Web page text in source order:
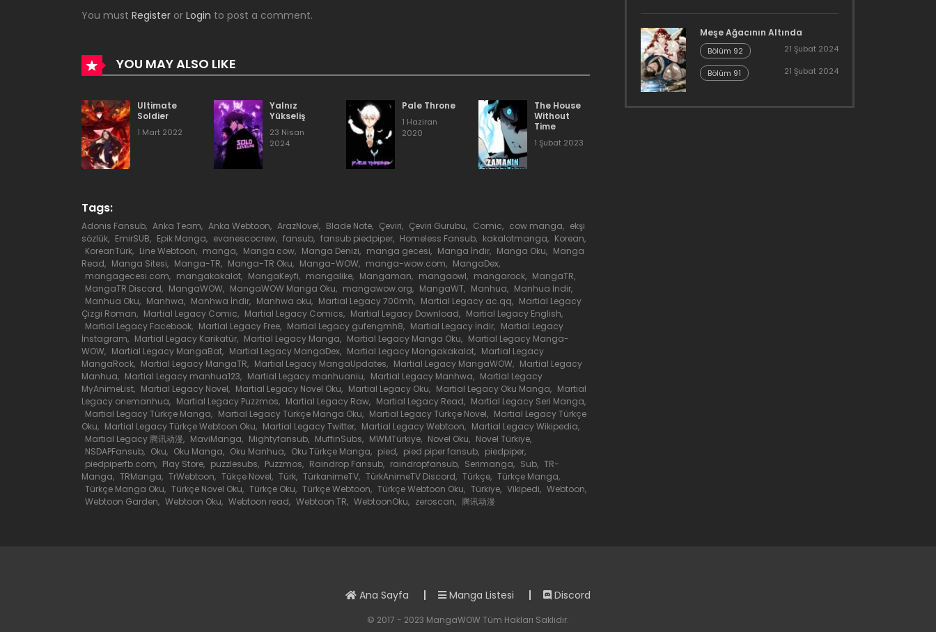
Bölüm 38
Bölüm 37
Bölüm 36
Bölüm 35 1 Haziran 2020
Bölüm 33 1 Haziran 2020
Bölüm 32
Bölüm 31 1 Haziran 2020
Bölüm 30 1 Haziran 2020
Bölüm 29 1 Haziran 2020
Bölüm 28 1 Haziran 2020
Bölüm 27 1 Haziran 2020
1 Haziran 2020
You must Register or Login to post a comment.
YOU MAY ALSO LIKE
Ultimate
Soldier
1 Mart 2022
Yalnız
Yükseliş
23 Nisan
2024
Pale Throne
1 Haziran
2020
The House
Without
Time
1 Şubat 2023
Tags:
Adonis Fansub, Anka Team, Anka Webtoon, ArazNovel, Blade Note, Çeviri, Çeviri Gurubu, Comic, cow manga, ekşi
sözlük, EmirSUB, Epik Manga, evanescocrew, fansub, fansub piedpiper, Homeless Fansub, kakalotmanga, Korean,
KoreanTürk, Line Webtoon, manga, Manga cow, Manga Denizi, manga gecesi, Manga İndir, Manga Oku, Manga
Read, Manga Sitesi, Manga-TR, Manga-TR Oku, Manga-WOW, manga-wow.com, MangaDex,
mangagecesi.com, mangakakalot, MangaKeyfi, mangalike, Mangaman, mangaowl, mangarock, MangaTR,
MangaTR Discord, MangaWOW, MangaWOW Manga Oku, mangawow.org, MangaWT, Manhua, Manhua İndir,
Manhua Oku, Manhwa, Manhwa İndir, Manhwa oku, Martial Legacy 700mh, Martial Legacy ac.qq, Martial Legacy
Çizgi Roman, Martial Legacy Comic, Martial Legacy Comics, Martial Legacy Download, Martial Legacy English,
Martial Legacy Facebook, Martial Legacy Free, Martial Legacy gufengmh8, Martial Legacy İndir, Martial Legacy
İnstagram, Martial Legacy Karikatür, Martial Legacy Manga, Martial Legacy Manga Oku, Martial Legacy Manga-
WOW, Martial Legacy MangaBat, Martial Legacy MangaDex, Martial Legacy Mangakakalot, Martial Legacy
MangaRock, Martial Legacy MangaTR, Martial Legacy MangaUpdates, Martial Legacy MangaWOW, Martial Legacy
Manhua, Martial Legacy manhua123, Martial Legacy manhuaniu, Martial Legacy Manhwa, Martial Legacy
MyAnimeList, Martial Legacy Novel, Martial Legacy Novel Oku, Martial Legacy Oku, Martial Legacy Oku Manga, Martial
Legacy onemanhua, Martial Legacy Puzzmos, Martial Legacy Raw, Martial Legacy Read, Martial Legacy Seri Manga,
Martial Legacy Türkçe Manga, Martial Legacy Türkçe Manga Oku, Martial Legacy Türkçe Novel, Martial Legacy Türkçe
Oku, Martial Legacy Türkçe Webtoon Oku, Martial Legacy Twitter, Martial Legacy Webtoon, Martial Legacy Wikipedia,
Martial Legacy 腾讯动漫, MaviManga, Mightyfansub, MuffinSubs, MWMTürkiye, Novel Oku, Novel Türkiye,
NSDAPFansub, Oku, Oku Manga, Oku Manhua, Oku Türkçe Manga, pied, pied piper fansub, piedpiper,
piedpiperfb.com, Play Store, puzzlesubs, Puzzmos, Raindrop Fansub, raindropfansub, Serimanga, Sub, TR-
Manga, TRManga, TrWebtoon, Tükçe Novel, Türk, TürkanimeTV, TürkAnimeTV Discord, Türkçe, Türkçe Manga,
Türkçe Manga Oku, Türkçe Novel Oku, Türkçe Oku, Türkçe Webtoon, Türkçe Webtoon Oku, Türkiye, Vikipedi, Webtoon,
Webtoon Garden, Webtoon Oku, Webtoon read, Webtoon TR, WebtoonOku, zeroscan, 腾讯动漫
Meşe Ağacının Altında
Bölüm 92 21 Şubat 2024
Bölüm 91 21 Şubat 2024
Ana Sayfa Manga Listesi Discord
© 2017 - 2023 MangaWOW Tüm Hakları Saklıdır.